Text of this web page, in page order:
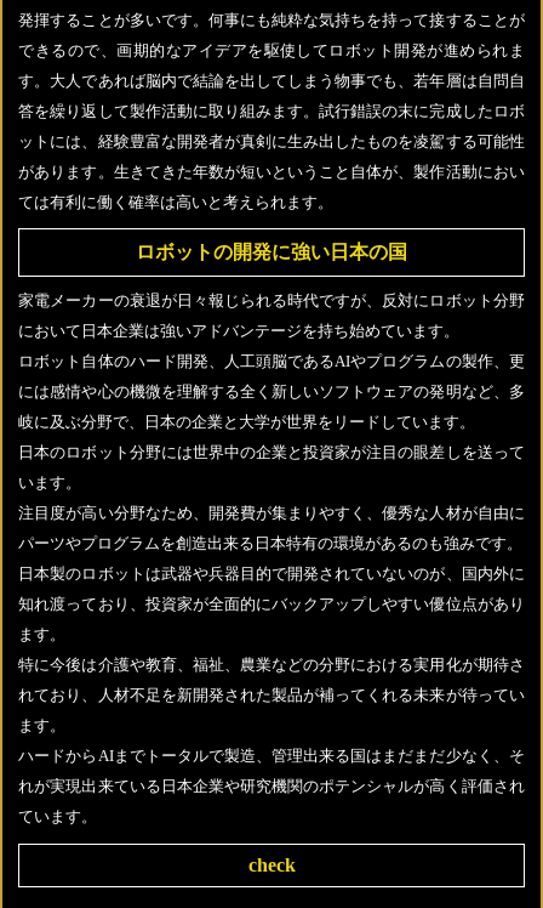
発揮することが多いです。何事にも純粋な気持ちを持って接することが
できるので、画期的なアイデアを駆使してロボット開発が進められま
す。大人であれば脳内で結論を出してしまう物事でも、若年層は自問自
答を繰り返して製作活動に取り組みます。試行錯誤の末に完成したロボ
ットには、経験豊富な開発者が真剣に生み出したものを凌駕する可能性
があります。生きてきた年数が短いということ自体が、製作活動におい
ては有利に働く確率は高いと考えられます。
ロボットの開発に強い日本の国
家電メーカーの衰退が日々報じられる時代ですが、反対にロボット分野
において日本企業は強いアドバンテージを持ち始めています。
ロボット自体のハード開発、人工頭脳であるAIやプログラムの製作、更
には感情や心の機微を理解する全く新しいソフトウェアの発明など、多
岐に及ぶ分野で、日本の企業と大学が世界をリードしています。
日本のロボット分野には世界中の企業と投資家が注目の眼差しを送って
います。
注目度が高い分野なため、開発費が集まりやすく、優秀な人材が自由に
パーツやプログラムを創造出来る日本特有の環境があるのも強みです。
日本製のロボットは武器や兵器目的で開発されていないのが、国内外に
知れ渡っており、投資家が全面的にバックアップしやすい優位点があり
ます。
特に今後は介護や教育、福祉、農業などの分野における実用化が期待さ
れており、人材不足を新開発された製品が補ってくれる未来が待ってい
ます。
ハードからAIまでトータルで製造、管理出来る国はまだまだ少なく、そ
れが実現出来ている日本企業や研究機関のポテンシャルが高く評価され
ています。
check